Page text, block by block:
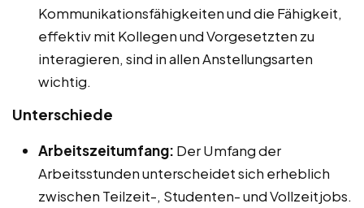
Kommunikationsfähigkeiten und die Fähigkeit,
effektiv mit Kollegen und Vorgesetzten zu
interagieren, sind in allen Anstellungsarten
wichtig.
Unterschiede
Arbeitszeitumfang: Der Umfang der
Arbeitsstunden unterscheidet sich erheblich
zwischen Teilzeit-, Studenten- und Vollzeitjobs.